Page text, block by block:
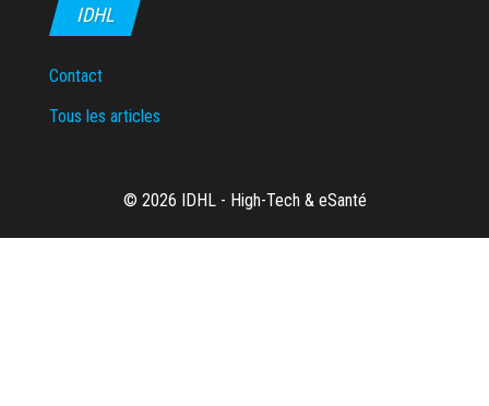
IDHL
Contact
Tous les articles
© 2026 IDHL - High-Tech & eSanté